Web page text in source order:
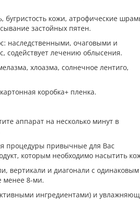
бугристость кожи, атрофические
застойных пятен.
наследственными, очаговыми и
содействует лечению облысения.
хлоазма, солнечное лентиго,
коробка+ пленка.
аппарат на несколько минут в
процедуры привычные для Вас
которым необходимо насытить
вертикали и диагонали с одинаковым
менее 8-ми.
ингредиентами) и